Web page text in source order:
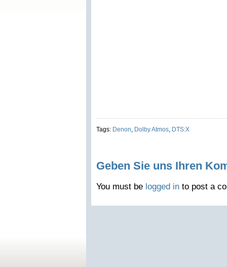
Tags: Denon Dolby Atmos DTS:X
Geben Sie uns Ihren
You must be logged in to post a